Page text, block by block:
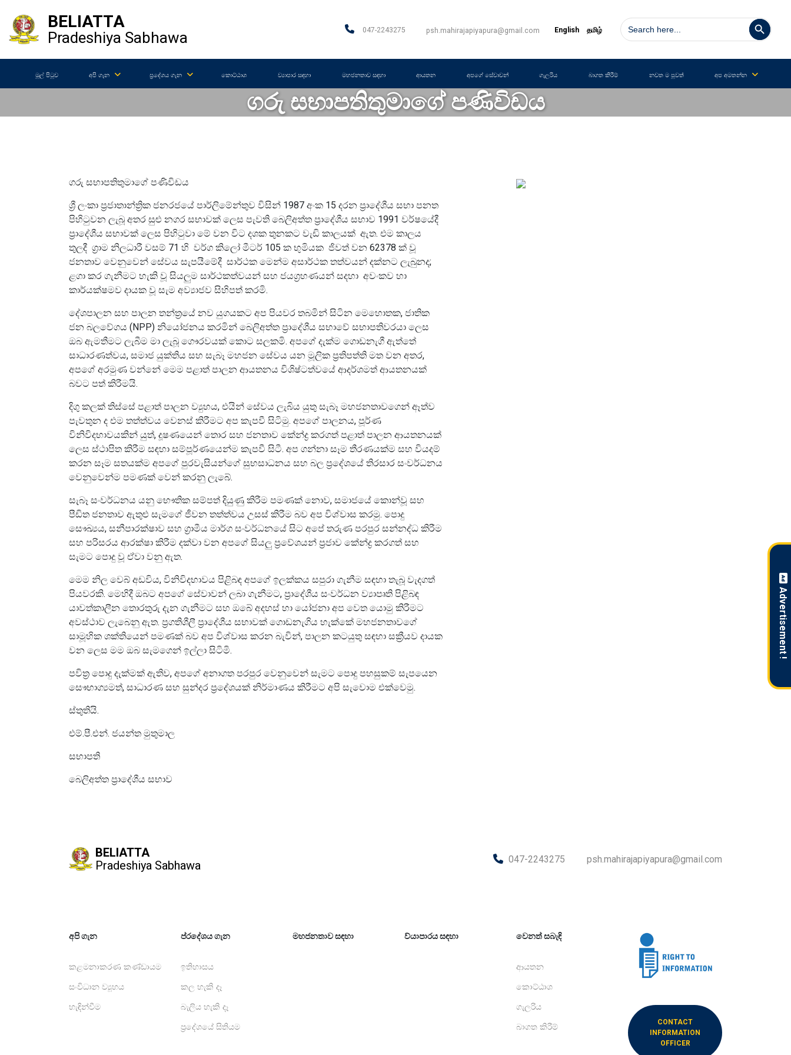
BELIATTA
Pradeshiya Sabhawa 047-2243275 psh.mahirajapiyapura@gmail.com English தமிழ்
Search
for:
Search Button
මුල් පිටුව අපි ගැන ප්‍රදේශය ගැන කොට්ඨාශ ව්‍යාපාර සඳහා මහජනතාව සඳහා ආයතන අපගේ සේවාවන් ගැලරිය බාගත කිරීම් නවත ම පුවත් අප අමතන්න
Advertisement !
ගරු සභාපතිතුමාගේ පණිවිඩය
ගරු සභාපතිතුමාගේ පණිවිඩය
ශ්‍රී ලංකා ප්‍රජාතාන්ත්‍රික ජනරජයේ පාර්ලි‌‌මේන්තුව විසින් 1987 අංක 15 දරන ප්‍රාදේශීය සභා පනත
පිහිටුවන ලැබූ අතර සුළු නගර සභාවක් ලෙස පැවති බෙලිඅත්ත ප්‍රාදේශීය සභාව 1991 වර්ෂයේදී
ප්‍රාදේශීය සභාවක් ලෙස පිහිටුවා මේ වන විට දශක තුනකට වැඩි කාලයක් ඇත. එම කාලය
තුලදී ග්‍රාම නිලධාරී වසම් 71 හි වර්ග කිලෝ මීටර් 105 ක භුමියක ජිවත් වන 62378 ක් වූ
ජනතාව වෙනුවෙන් සේවය සැපයීමේදී සාර්ථක මෙන්ම අසාර්ථක තත්වයන් දක්නට ලැබුනද;
ළගා කර ගැනීමට හැකි වූ සියලුම සාර්ථකත්වයන් සහ ජයග්‍රහණයන් සදහා අවංකව හා
කාර්යක්ෂමව දායක වූ සැම අව්‍යාජව සිහිපත් කරමි.
දේශපාලන සහ පාලන තන්ත්‍රයේ නව යුගයකට අප පියවර තබමින් සිටින මෙහොතක, ජාතික
ජන බලවේගය (NPP) නියෝජනය කරමින් බෙලිඅත්ත ප්‍රාදේශීය සභාවේ සභාපතිවරයා ලෙස
ඔබ ඇමතීමට ලැබීම මා ලැබූ ගෞරවයක් කොට සලකමි. අපගේ දැක්ම ගොඩනැගී ඇත්තේ
සාධාරණත්වය, සමාජ යුක්තිය සහ සැබෑ මහජන සේවය යන මූලික ප්‍රතිපත්ති මත වන අතර,
අපගේ අරමුණ වන්නේ මෙම පළාත් පාලන ආයතනය විශිෂ්ටත්වයේ ආදර්ශමත් ආයතනයක්
බවට පත් කිරීමයි.
දිගු කලක් තිස්සේ පළාත් පාලන ව්‍යුහය, එයින් සේවය ලැබිය යුතු සැබෑ මහජනතාවගෙන් ඈත්ව
පැවතුන ද එම තත්ත්වය වෙනස් කිරීමට අප කැපවී සිටිමු. අපගේ පාලනය, පූර්ණ
විනිවිදභාවයකින් යුත්, දූෂණයෙන් තොර සහ ජනතාව කේන්ද්‍ර කරගත් පළාත් පාලන ආයතනයක්
ලෙස ස්ථාපිත කිරීම සඳහා සම්පූර්ණයෙන්ම කැපවී සිටී. අප ගන්නා සෑම තීරණයක්ම සහ වියදම්
කරන සෑම සතයක්ම අපගේ පුරවැසියන්ගේ සුභසාධනය සහ බල ප්‍රදේශයේ තිරසාර සංවර්ධනය
වෙනුවෙන්ම පමණක් වෙන් කරනු ලැබේ.
සැබෑ සංවර්ධනය යනු භෞතික සම්පත් දියුණු කිරීම පමණක් නොව, සමාජයේ කොන්වූ සහ
පීඩිත ජනතාව ඇතුළු සැමගේ ජීවන තත්ත්වය උසස් කිරීම බව අප විශ්වාස කරමු. පොදු
සෞඛ්‍යය, සනීපාරක්ෂාව සහ ග්‍රාමීය මාර්ග සංවර්ධනයේ සිට අපේ තරුණ පරපුර සන්නද්ධ කිරීම
සහ පරිසරය ආරක්ෂා කිරීම දක්වා වන අපගේ සියලු ප්‍රවේශයන් ප්‍රජාව කේන්ද්‍ර කරගත් සහ
සැමට පොදු වූ ඒවා වනු ඇත.
මෙම නිල වෙබ් අඩවිය, විනිවිදභාවය පිළිබඳ අපගේ ඉලක්කය සපුරා ගැනීම සඳහා තැබූ වැදගත්
පියවරකි. මෙහිදී ඔබට අපගේ සේවාවන් ලබා ගැනීමට, ප්‍රාදේශීය සංවර්ධන ව්‍යාපෘති පිළිබඳ
යාවත්කාලීන තොරතුරු දැන ගැනීමට සහ ඔබේ අදහස් හා යෝජනා අප වෙත යොමු කිරීමට
අවස්ථාව ලැබෙනු ඇත. ප්‍රගතිශීලී ප්‍රාදේශීය සභාවක් ගොඩනැගිය හැක්කේ මහජනතාවගේ
සාමූහික ශක්තියෙන් පමණක් බව අප විශ්වාස කරන බැවින්, පාලන කටයුතු සඳහා සක්‍රීයව දායක
වන ලෙස මම ඔබ සැමගෙන් ඉල්ලා සිටිමි.
පවිත්‍ර පොදු දැක්මක් ඇතිව, අපගේ අනාගත පරපුර වෙනුවෙන් සැමට පොදු පහසුකම් සැපයෙන
සෞභාග්‍යමත්, සාධාරණ සහ සුන්දර ප්‍රදේශයක් නිර්මාණය කිරීමට අපි සැවොම එක්වෙමු.
ස්තුතියි.
එම්.පී.එන්. ජයන්ත මුතුමාල
සභාපති
බෙලිඅත්ත ප්‍රාදේශීය සභාව
BELIATTA
Pradeshiya Sabhawa
047-2243275 psh.mahirajapiyapura@gmail.com
අපි ගැන
කළමනාකරණ කණ්ඩායම
සංවිධාන ව්‍යූහය
හැඳින්වීම
ප්රදේශය ගැන
ඉතිහාසය
කල හැකි දෑ
බැලිය හැකි දෑ
ප්‍රදේශයේ සිතියම
මහජනතාව සඳහා ව්යාපාරය සඳහා වෙනත් සබැඳි
ආයතන
කොට්ඨාශ
ගැලරිය
බාගත කිරීම්
CONTACT
INFORMATION
OFFICER